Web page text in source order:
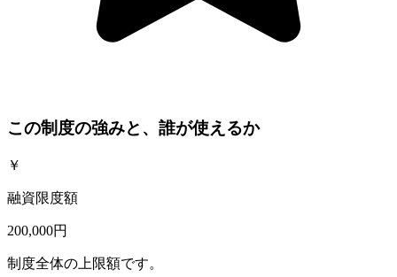
この制度の強みと、誰が使えるか
￥
融資限度額
200,000円
制度全体の上限額です。